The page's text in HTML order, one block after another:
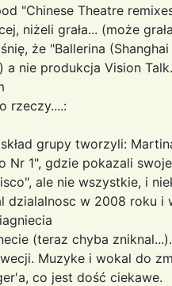
"Chinese Theatre
niżeli grała... (może
że "Ballerina
a nie produkcja Vision
rzeczy....:
grupy tworzyli:
Nr 1", gdzie pokazali
ale nie wszystkie, i
dzialalnosc w 2008 roku
(teraz chyba
Muzyke i wokal do
co jest dość ciekawe.